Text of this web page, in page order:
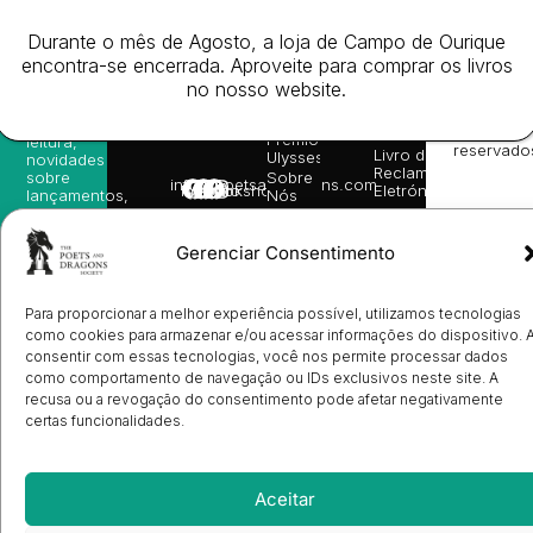
Gerenciar Consentimento
Para proporcionar a melhor experiência possível, utilizamos tecnologias
como cookies para armazenar e/ou acessar informações do dispositivo.
consentir com essas tecnologias, você nos permite processar dados
como comportamento de navegação ou IDs exclusivos neste site. A
recusa ou a revogação do consentimento pode afetar negativamente
certas funcionalidades.
Aceitar
info@poetsandragons.com
Infantil
Adulto
Bookshop
Books
in
English
Autores
Prémio
Ulysses
Sobre
Nós
Contactos
Manuscritos
Ilustradores
Registo
Livrarias
Política de
privacidade
Política
Livro de
Reclamações
Eletrónico
e
receba
as
leitura,
novidades
sobre
lançamentos,
vantagens
exclusivas
e
avisos
e-mail.
Subscrever
Labs
©
2026
Durante o mês de Agosto, a loja de Campo de Ourique
encontra-se encerrada. Aproveite para comprar os livros
no nosso website.